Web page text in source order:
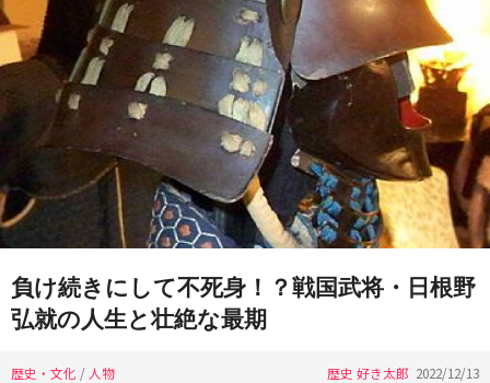
負け続きにして不死身！？戦国武将・日根野
弘就の人生と壮絶な最期
歴史・文化 / 人物 歴史 好き太郎 2022/12/13